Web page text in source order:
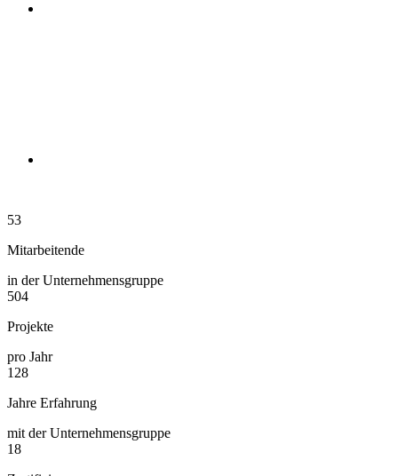
53
Mitar­bei­tende
in der Unter­nehmens­gruppe
504
Projekte
pro Jahr
128
Jahre Erfahrung
mit der Unternehmens­gruppe
18